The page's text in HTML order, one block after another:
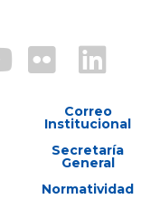
Correo
Institucional
Secretaría
General
Normatividad